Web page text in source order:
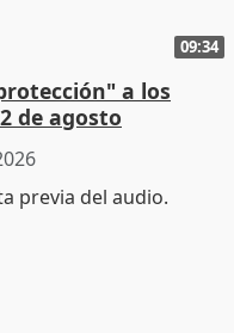
09:34
a los
de agosto